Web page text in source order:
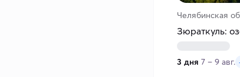
Челябинская
Зюраткуль:
3 дня 7 – 9 авг.